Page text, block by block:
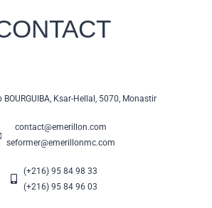
BOURGUIBA, Ksar-Hellal, 5070, Monastir
contact@emerillon.com
seformer@emerillonmc.com
(+216) 95 84 98 33
(+216) 95 84 96 03